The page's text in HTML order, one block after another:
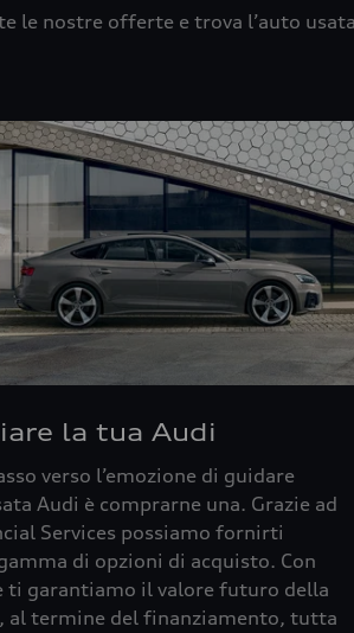
le nostre offerte e trova l’auto
la tua Audi
verso l’emozione di guidare
Audi è comprarne una. Grazie ad
Services possiamo fornirti
di opzioni di acquisto. Con
ti garantiamo il valore futuro della
al termine del finanziamento, tutta